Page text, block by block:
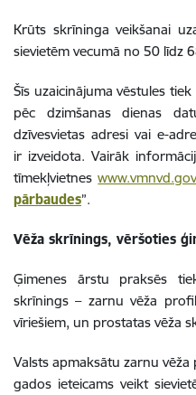
Krūts skrīninga veikšanai
sievietēm vecumā no 50 līdz
Šīs uzaicinājuma vēstules
pēc dzimšanas dienas
dzīvesvietas adresi vai e-
ir izveidota. Vairāk
tīmekļvietnes
pārbaudes”.
Vēža skrīnings, vēršoties
Ģimenes ārstu praksēs
skrīnings – zarnu vēža
vīriešiem, un prostatas vēža
Valsts apmaksātu zarnu
gados ieteicams veikt